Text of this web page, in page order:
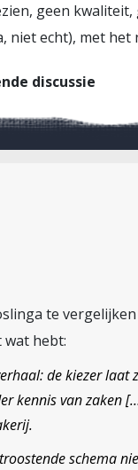
geen
niet echt), met het
discussie
te
wat hebt:
de kiezer
kennis van zaken
schema